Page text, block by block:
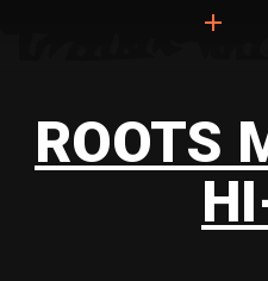
ROOTS